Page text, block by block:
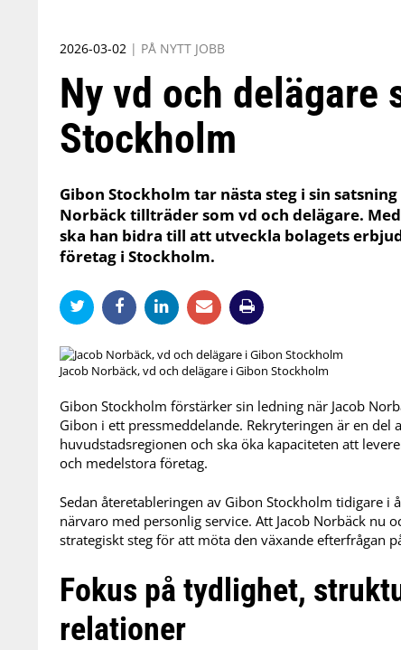
2026-03-02 | PÅ NYTT JOBB
Ny vd och delägare
Stockholm
Gibon Stockholm tar nästa steg i sin
Norbäck tillträder som vd och delägare.
ska han bidra till att utveckla bolagets
företag i Stockholm.
Jacob Norbäck, vd och delägare i Gibon Stockholm
Gibon Stockholm förstärker sin ledning när Jacob
Gibon i ett pressmeddelande. Rekryteringen är en del
huvudstadsregionen och ska öka kapaciteten att
och medelstora företag.
Sedan återetableringen av Gibon Stockholm tidigare i
närvaro med personlig service. Att Jacob Norbäck nu
strategiskt steg för att möta den växande efterfrågan
Fokus på tydlighet,
relationer